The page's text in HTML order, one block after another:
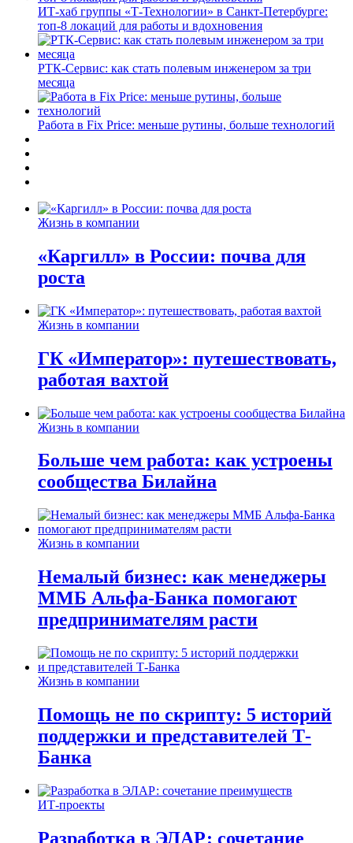
ИТ-хаб группы «Т-Технологии» в Санкт-Петербурге:
топ-8 локаций для работы и вдохновения
РТК-Сервис: как стать полевым инженером за три
месяца
Работа в Fix Price: меньше рутины, больше технологий
Жизнь в компании
«Каргилл» в России: почва для
роста
Жизнь в компании
ГК «Император»: путешествовать,
работая вахтой
Жизнь в компании
Больше чем работа: как устроены
сообщества Билайна
Жизнь в компании
Немалый бизнес: как менеджеры
ММБ Альфа-Банка помогают
предпринимателям расти
Жизнь в компании
Помощь не по скрипту: 5 историй
поддержки и представителей Т-
Банка
ИТ-проекты
Разработка в ЭЛАР: сочетание